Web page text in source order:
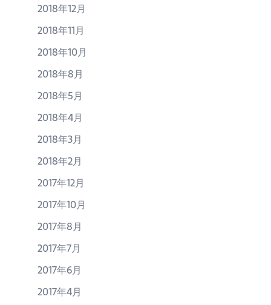
2018年12月
2018年11月
2018年10月
2018年8月
2018年5月
2018年4月
2018年3月
2018年2月
2017年12月
2017年10月
2017年8月
2017年7月
2017年6月
2017年4月